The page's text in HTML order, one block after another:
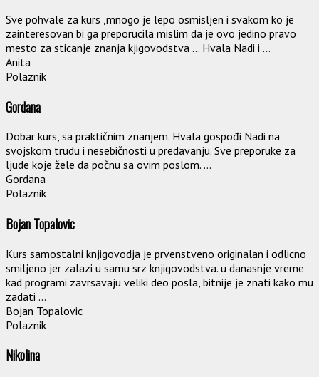
Sve pohvale za kurs ,mnogo je lepo osmisljen i svakom ko je
zainteresovan bi ga preporucila mislim da je ovo jedino pravo
mesto za sticanje znanja kjigovodstva ... Hvala Nadi i ...
Anita
Polaznik
Gordana
Dobar kurs, sa praktičnim znanjem. Hvala gospođi Nadi na
svojskom trudu i nesebičnosti u predavanju. Sve preporuke za
ljude koje žele da počnu sa ovim poslom. ...
Gordana
Polaznik
Bojan Topalovic
Kurs samostalni knjigovodja je prvenstveno originalan i odlicno
smiljeno jer zalazi u samu srz knjigovodstva. u danasnje vreme
kad programi zavrsavaju veliki deo posla, bitnije je znati kako mu
zadati ...
Bojan Topalovic
Polaznik
Nikolina